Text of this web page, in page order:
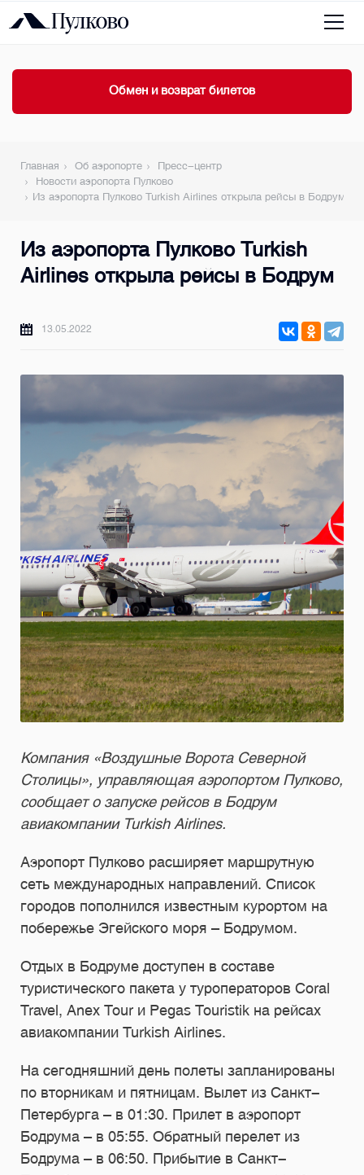
Обмен и возврат билетов
Главная Об аэропорте
Пресс-центр
Новости аэропорта Пулково
Из аэропорта Пулково Turkish Airlines открыла рейсы в Бодрум
Из аэропорта Пулково Turkish
Airlines открыла рейсы в Бодрум
13.05.2022
Компания «Воздушные Ворота Северной
Столицы», управляющая аэропортом Пулково,
сообщает о запуске рейсов в Бодрум
авиакомпании Turkish Airlines.
Аэропорт Пулково расширяет маршрутную
сеть международных направлений. Список
городов пополнился известным курортом на
побережье Эгейского моря – Бодрумом.
Отдых в Бодруме доступен в составе
туристического пакета у туроператоров Coral
Travel, Anex Tour и Pegas Touristik на рейсах
авиакомпании Turkish Airlines.
На сегодняшний день полеты запланированы
по вторникам и пятницам. Вылет из Санкт-
Петербурга – в 01:30. Прилет в аэропорт
Бодрума – в 05:55. Обратный перелет из
Бодрума – в 06:50. Прибытие в Санкт-